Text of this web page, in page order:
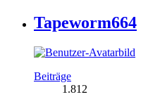
Tapeworm664
Beiträge
1.812